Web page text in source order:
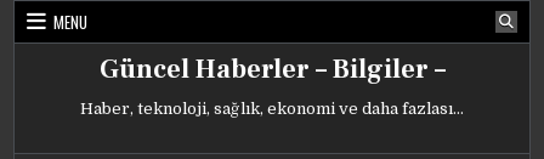
Skip
MENU
Güncel Haberler – Bilgiler –
Haber, teknoloji, sağlık, ekonomi ve daha fazlası…